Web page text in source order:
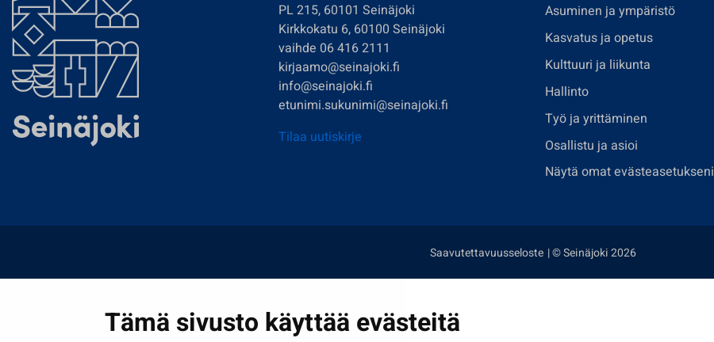
Tämä sivusto käyttää evästeitä
PL 215, 60101 Seinäjoki
Kirkkokatu 6, 60100 Seinäjoki
vaihde 06 416 2111
kirjaamo@seinajoki.fi
info@seinajoki.fi
etunimi.sukunimi@seinajoki.fi
Tilaa uutiskirje
Asuminen ja ympäristö
Kasvatus ja opetus
Kulttuuri ja liikunta
Hallinto
Työ ja yrittäminen
Osallistu ja asioi
Näytä omat evästeasetukseni
Saavutettavuusseloste | © Seinäjoki 2026